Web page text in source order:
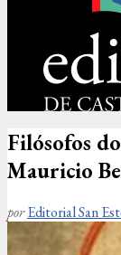
Filósofos
Mauricio
porEditorial San